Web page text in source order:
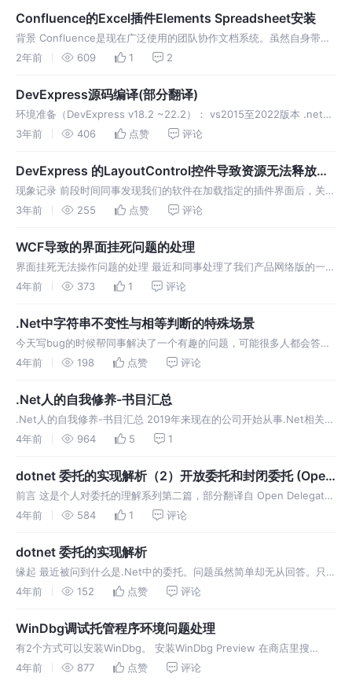
Confluence的Excel插件Elements Spreadsheet安装
背景 Confluence是现在广泛使用的团队协作文档系统。虽然自身带了
一些表格编辑功能，但表格的整体功能较弱，比如不能通过Excel文件
2年前 609 1 2
DevExpress源码编译(部分翻译)
环境准备（DevExpress v18.2 ~22.2）： vs2015至2022版本 .net
framework 4.7.2或更高（实际我们项目用4.5.2可以编译） asp.net
3年前 406 点赞 评论
DevExpress 的LayoutControl控件导致资源无法释放的
问题处理
现象记录 前段时间同事发现我们的软件在加载指定的插件界面后，关闭
后插件的界面资源不能释放， 资源管理器中不管内存，还是GDI对象等
案
3年前 255 点赞 评论
WCF导致的界面挂死问题的处理
界面挂死无法操作问题的处理 最近和同事处理了我们产品网络版的一个
问题。记录一下。 问题描述 问题大概是这样：我们产品的网络版在控
件下却没有
4年前 373 1 评论
.Net中字符串不变性与相等判断的特殊场景
今天写bug的时候帮同事解决了一个有趣的问题，可能很多人都会答
错。分享给大家。 问题 请看以下例子，并回答问题。 请回答分割线后
4年前 198 点赞 评论
.Net人的自我修养-书目汇总
.Net人的自我修养-书目汇总 2019年来现在的公司开始从事.Net相关的
工作。记录一下工作以来看过（或者翻过）和听过还不错打算看相关的
4年前 964 5 1
dotnet 委托的实现解析（2）开放委托和封闭委托 (Open
Delegates vs. Closed Delegates)
前言 这是个人对委托的理解系列第二篇，部分翻译自 Open Delegates
vs. Closed Delegates – SLaks.Blog，好像还没人翻译过，加上部分
4年前 584 1 评论
dotnet 委托的实现解析
缘起 最近被问到什么是.Net中的委托。问题虽然简单却无从回答。只能
说委托是托管世界的函数指针，这么说没啥大毛病，但也都是毛病（当
更好的答
4年前 152 点赞 评论
WinDbg调试托管程序环境问题处理
有2个方式可以安装WinDbg。 安装WinDbg Preview 在商店里搜
WinDbg直接就可以安装。
4年前 877 点赞 评论